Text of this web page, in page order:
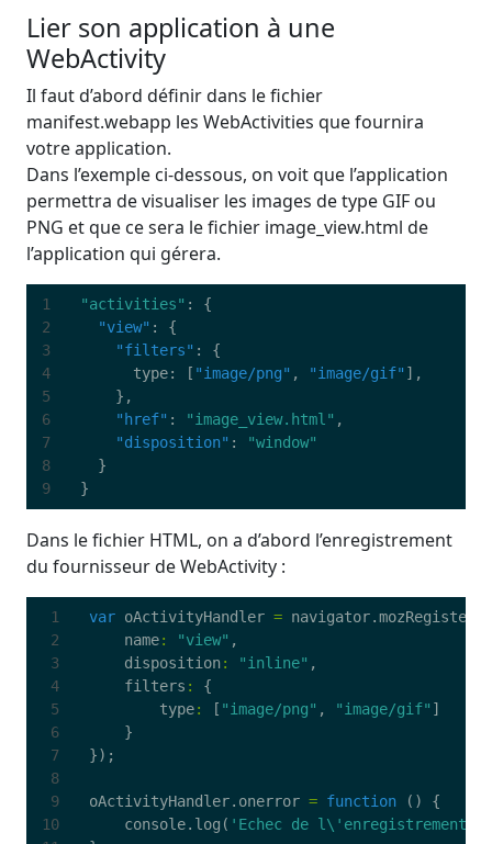
Lier son application à une
WebActivity
Il faut d’abord définir dans le fichier
manifest.webapp les WebActivities que fournira
votre application.
Dans l’exemple ci-dessous, on voit que l’application
permettra de visualiser les images de type GIF ou
PNG et que ce sera le fichier image_view.html de
l’application qui gérera.
4
6
7
8
9
"activities" :
{
"view" :
{
"filters" :
{
type:
[ "image/png" , "image/gif" ] ,
},
"href" : "image_view.html" ,
"disposition" :
"window"
}
}
Dans le fichier HTML, on a d’abord l’enregistrement
du fournisseur de WebActivity :
4
6
7
8
9
10
var oActivityHandler = navigator.
name: "view" ,
disposition: "inline" ,
filters :
{
type: [ "image/png" , "image/gif" ]
}
});
oActivityHandler. onerror = function ()
{
console. log ( 'Echec de l\'enregistrement